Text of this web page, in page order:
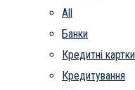
All
Банки
Кредитні картки
Кредитування